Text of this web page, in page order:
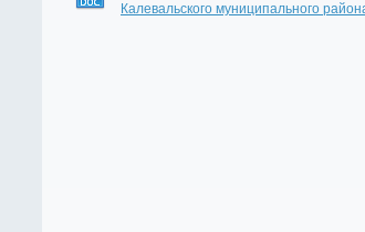
Калевальского муниципального